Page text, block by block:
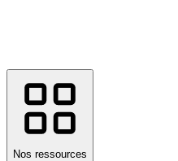
Nos ressources